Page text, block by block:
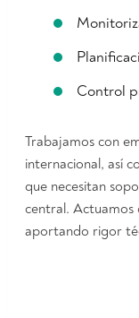
Control
Trabajamos con
internacional, así
que necesitan
central. Actuamos
aportando rigor